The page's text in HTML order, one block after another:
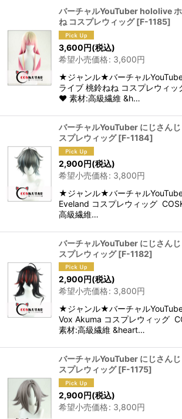
バーチャルYouTuber hololive
ね コスプレウィッグ [F-1185]
3,600円(税込)
希望小売価格: 3,600円
★ジャンル★バーチャル
ライブ 桃鈴ねね コスプレウィッ
♥ 素材:高級繊維 &h…
バーチャルYouTuber にじさん
スプレウィッグ [F-1184]
2,900円(税込)
希望小売価格: 3,800円
★ジャンル★バーチャル
Eveland コスプレウィッグ
高級繊維…
バーチャルYouTuber にじさん
スプレウィッグ [F-1182]
2,900 円(税込)
希望小売価格: 3,800円
★ジャンル★バーチャル
Vox Akuma コスプレウィッグ
素材:高級繊維 &heart…
バーチャルYouTuber にじさん
スプレウィッグ [F-1175]
2,900円(税込)
希望小売価格: 3,800円